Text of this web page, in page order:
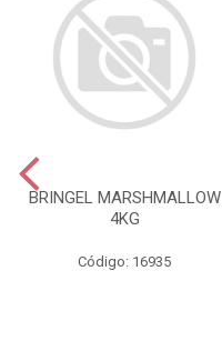
BRINGEL MARSHMALLOW
4KG
Código: 16935